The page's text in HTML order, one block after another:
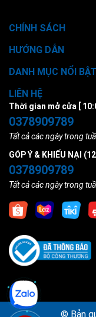
CHÍNH SÁCH
HƯỚNG DẪN
DANH MỤC NỔI BẬT
LIÊN HỆ
Thời gian mở cửa [
0378909789
Tất cả các ngày trong
GÓP Ý & KHIẾU NẠI
0378909789
Tất cả các ngày trong
© Bản